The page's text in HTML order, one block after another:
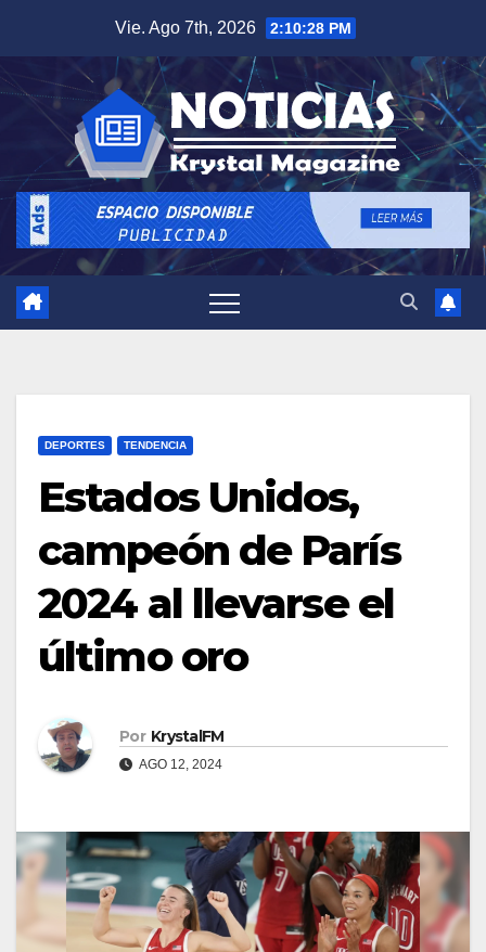
contenido
Vie. Ago 7th, 2026 2:10:29 PM
DEPORTES TENDENCIA
Estados Unidos,
campeón de París
2024 al llevarse el
último oro
Por KrystalFM
AGO 12, 2024